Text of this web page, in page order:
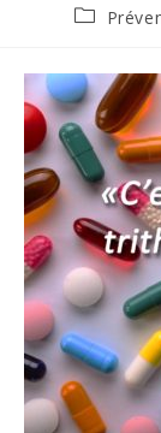
de
la
Post